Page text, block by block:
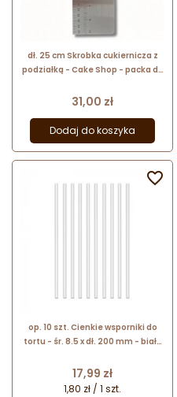
dł. 25 cm Skrobka cukiernicza z
podziałką - Cake Shop - packa do
Cena
31,00 zł
Dodaj do koszyka
op. 10 szt. Cienkie wsporniki do
tortu - śr. 8.5 x dł. 200 mm - białe
piętrowego
Cena
17,99 zł
1,80 zł / 1 szt.
